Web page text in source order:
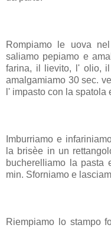
Rompiamo le uova
saliamo pepiamo e
farina, il lievito, l' olio,
amalgamiamo 30 sec.
l' impasto con la spatola
Imburriamo e
la brisèe in un
bucherelliamo la pasta
min. Sforniamo e
Riempiamo lo stampo